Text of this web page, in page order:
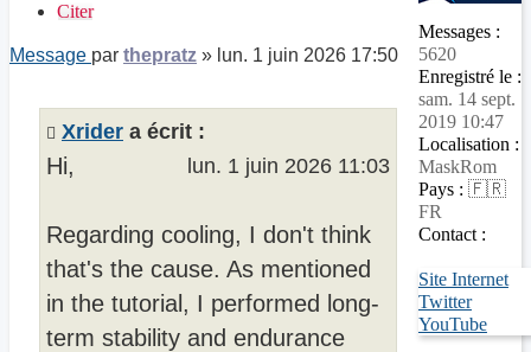
Citer
Message par thepratz » lun. 1 juin 2026 17:50
Xrider a écrit :
lun. 1 juin 2026 11:03
Hi,
Regarding cooling, I don't think
that's the cause. As mentioned
in the tutorial, I performed long-
term stability and endurance
Messages :
5620
Enregistré le :
sam. 14 sept.
2019 10:47
Localisation :
MaskRom
Pays : 🇫🇷
FR
Contact :
Site Internet
Twitter
YouTube